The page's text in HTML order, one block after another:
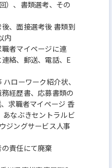
）、書類選考、その
、面接選考後 書類到
内
者マイページに連
絡、郵送、電話、E
ローワーク紹介状、
経歴書、応募書類の
求職者マイページ 香
なぶきセントラルビ
ジングサービス人事
責任にて廃棄